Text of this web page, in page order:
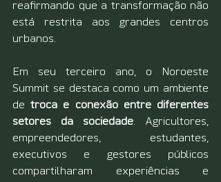
reafirmando que a transformação não
está restrita aos grandes centros
urbanos.
Em seu terceiro ano, o Noroeste
Summit se destaca como um ambiente
de troca e conexão entre diferentes
setores da sociedade. Agricultores,
empreendedores, estudantes,
executivos e gestores públicos
compartilharam experiências e